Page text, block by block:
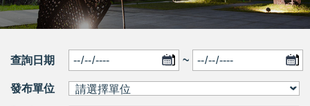
查詢日期 ~
發布單位